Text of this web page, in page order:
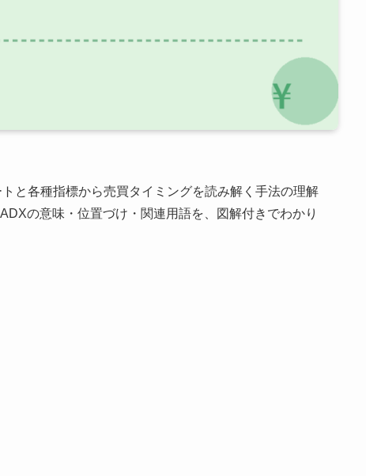
と各種指標から売買タイミングを読み解く手法の理解
の意味・位置づけ・関連用語を、図解付きでわかり